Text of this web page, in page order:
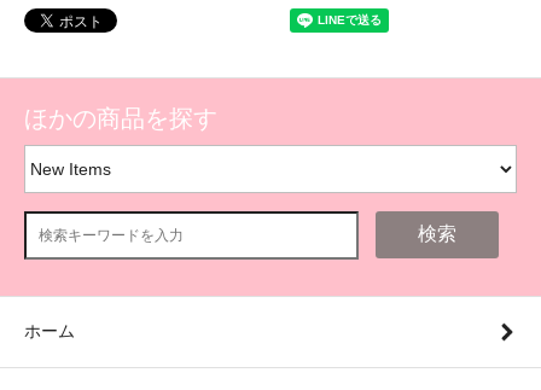
ほかの商品を探す
検索
ホーム